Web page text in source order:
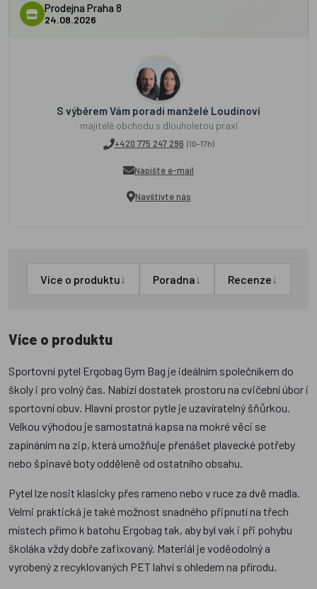
Prodejna Praha 8
24.08.2026
S výběrem Vám poradí manželé Loudínovi
majitelé obchodu s dlouholetou praxí
+420 775 247 296 (10-17h)
Napište e-mail
Navštivte nás
Více o produktu↓ Poradna↓ Recenze↓
Více o produktu
Sportovní pytel Ergobag Gym Bag je ideálním společníkem do
školy i pro volný čas. Nabízí dostatek prostoru na cvičební úbor i
sportovní obuv. Hlavní prostor pytle je uzavíratelný šňůrkou.
Velkou výhodou je samostatná kapsa na mokré věci se
zapínáním na zip, která umožňuje přenášet plavecké potřeby
nebo špinavé boty odděleně od ostatního obsahu.
Pytel lze nosit klasicky přes rameno nebo v ruce za dvě madla.
Velmi praktická je také možnost snadného připnutí na třech
místech přímo k batohu Ergobag tak, aby byl vak i při pohybu
školáka vždy dobře zafixovaný. Materiál je voděodolný a
vyrobený z recyklovaných PET lahví s ohledem na přírodu.